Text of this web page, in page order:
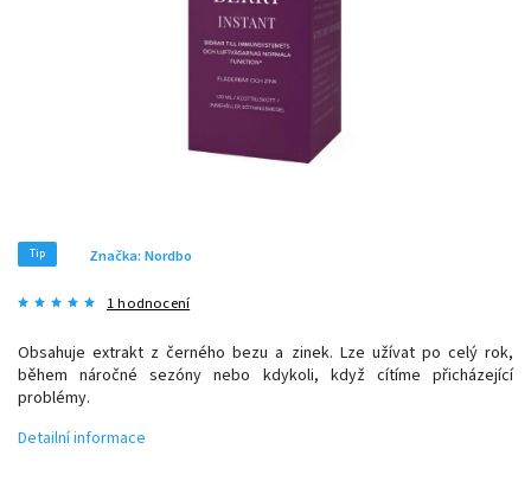
Tip
1 hodnocení
Značka: Nordbo
Obsahuje extrakt z černého bezu a zinek. Lze užívat po celý rok,
během náročné sezóny nebo kdykoli, když cítíme přicházející
problémy.
Detailní informace